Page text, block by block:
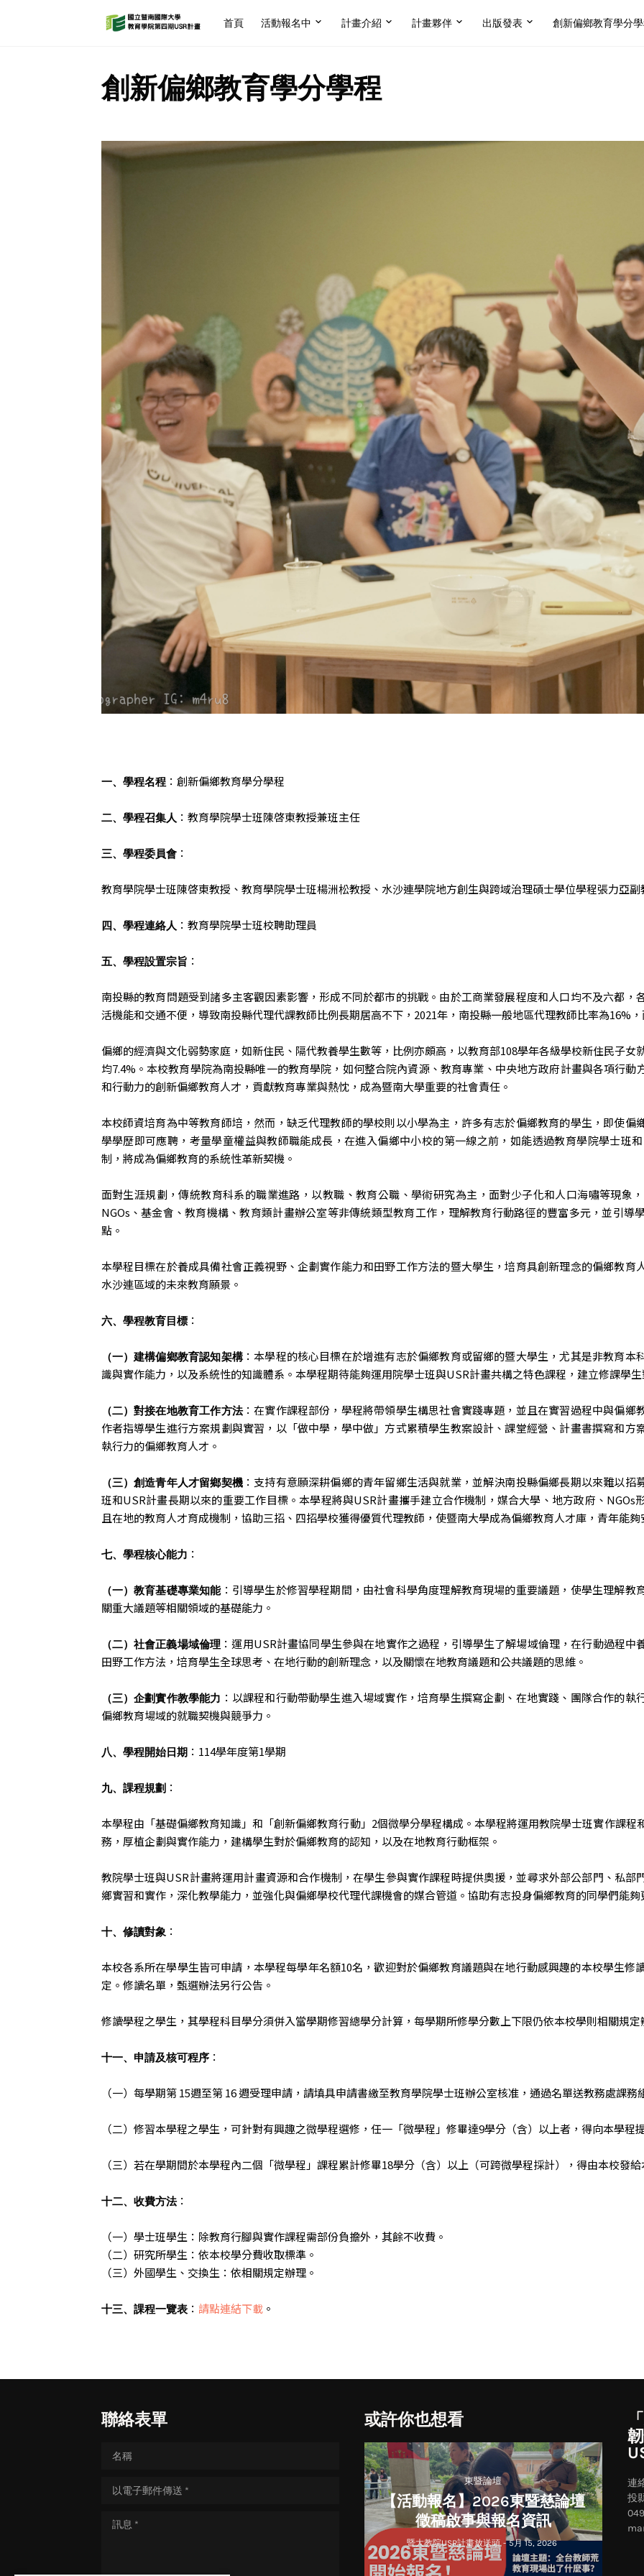
首頁 活動報名中 計畫介紹 計畫夥伴 出版發表 創新偏鄉教育學分
創新偏鄉教育學分學程
一、學程名程：創新偏鄉教育學分學程
二、學程召集人 ：教育學院學士班陳啓東教授兼班主任
三、學程委員會：
教育學院學士班陳啓東教授、教育學院學士班楊洲松教授、水沙連學院地方創生與跨域治理碩士學位學程張力亞副
四、學程連絡人 ：教育學院學士班校聘助理員
五、學程設置宗旨 ：
南投縣的教育問題受到諸多主客觀因素影響，形成不同於都市的挑戰。由於工商業發展程度和人口均不及六都
活機能和交通不便，導致南投縣代理代課教師比例長期居高不下，2021年，南投縣一般地區代理教師比率為16%
偏鄉的經濟與文化弱勢家庭，如新住民、隔代教養學生數等，比例亦頗高，以教育部108學年各級學校新住民子
均7.4%。本校教育學院為南投縣唯一的教育學院，如何整合院內資源、教育專業、中央地方政府計畫與各項行
和行動力的創新偏鄉教育人才，貢獻教育專業與熱忱，成為暨南大學重要的社會責任。
本校師資培育為中等教育師培，然而，缺乏代理教師的學校則以小學為主，許多有志於偏鄉教育的學生，即使偏
學學歷即可應聘，考量學童權益與教師職能成長，在進入偏鄉中小校的第一線之前，如能透過教育學院學士班
制，將成為偏鄉教育的系統性革新契機。
面對生涯規劃，傳統教育科系的職業進路，以教職、教育公職、學術研究為主，面對少子化和人口海嘯等現象
NGOs、基金會、教育機構、教育類計畫辦公室等非傳統類型教育工作，理解教育行動路徑的豐富多元，並引導
點。
本學程目標在於養成具備社會正義視野、企劃實作能力和田野工作方法的暨大學生，培育具創新理念的偏鄉教育
水沙連區域的未來教育願景。
六、學程教育目標：
（一）建構偏鄉教育認知架構：本學程的核心目標在於增進有志於偏鄉教育或留鄉的暨大學生，尤其是非教育本
識與實作能力，以及系統性的知識體系。本學程期待能夠運用院學士班與USR計畫共構之特色課程，建立修課學
（二）對接在地教育工作方法：在實作課程部份，學程將帶領學生構思社會實踐專題，並且在實習過程中與偏鄉
作者指導學生進行方案規劃與實習，以「做中學，學中做」方式累積學生教案設計、課堂經營、計畫書撰寫和
執行力的偏鄉教育人才。
（三）創造青年人才留鄉契機：支持有意願深耕偏鄉的青年留鄉生活與就業，並解決南投縣偏鄉長期以來難以招
班和USR計畫長期以來的重要工作目標。本學程將與USR計畫攜手建立合作機制，媒合大學、地方政府、NGOs
且在地的教育人才育成機制，協助三招、四招學校獲得優質代理教師，使暨南大學成為偏鄉教育人才庫，青年能夠
七、學程核心能力 ：
（一）教育基礎專業知能：引導學生於修習學程期間，由社會科學角度理解教育現場的重要議題，使學生理解教
關重大議題等相關領域的基礎能力。
（二）社會正義場域倫理 ：運用USR計畫協同學生參與在地實作之過程，引導學生了解場域倫理，在行動過程
田野工作方法，培育學生全球思考、在地行動的創新理念，以及關懷在地教育議題和公共議題的思維。
（三）企劃實作教學能力 ：以課程和行動帶動學生進入場域實作，培育學生撰寫企劃、在地實踐、團隊合作的
偏鄉教育場域的就職契機與競爭力。
八、學程開始日期：114學年度第1學期
九、課程規劃：
本學程由「基礎偏鄉教育知識」和「創新偏鄉教育行動」2個微學分學程構成。本學程將運用教院學士班實作課
務，厚植企劃與實作能力，建構學生對於偏鄉教育的認知，以及在地教育行動框架。
教院學士班與USR計畫將運用計畫資源和合作機制，在學生參與實作課程時提供奧援，並尋求外部公部門、私
鄉實習和實作，深化教學能力，並強化與偏鄉學校代理代課機會的媒合管道。協助有志投身偏鄉教育的同學們能
十、修讀對象：
本校各系所在學學生皆可申請，本學程每學年名額10名，歡迎對於偏鄉教育議題與在地行動感興趣的本校學生修
定。修讀名單，甄選辦法另行公告。
修讀學程之學生，其學程科目學分須併入當學期修習總學分計算，每學期所修學分數上下限仍依本校學則相關規定
十一、申請及核可程序：
（一）每學期第 15週至第 16 週受理申請，請填具申請書繳至教育學院學士班辦公室核准，通過名單送教務處課務
（二）修習本學程之學生，可針對有興趣之微學程選修，任一「微學程」修畢達9學分（含）以上者，得向本學程
（三）若在學期間於本學程內二個「微學程」課程累計修畢18學分（含）以上（可跨微學程採計），得由本校發
十二、收費方法：
（一）學士班學生：除教育行腳與實作課程需部份負擔外，其餘不收費。
（二）研究所學生：依本校學分費收取標準。
（三）外國學生、交換生：依相關規定辦理。
十三、課程一覽表： 請點連結下載。
聯絡表單 或許你也想看
東暨論壇
【活動報名】2026東暨慈論壇
徵稿啟事與報名資訊
暨大教院USR計畫放送頭 - 5月 15, 2026
連
投